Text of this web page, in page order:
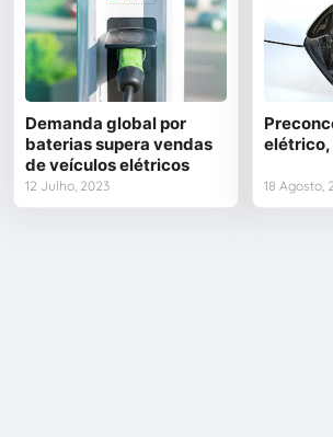
Demanda global por
baterias supera vendas
de veículos elétricos
12 Julho, 2023 18 Agosto,